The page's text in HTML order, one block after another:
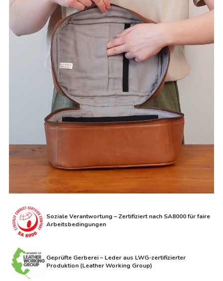
Soziale Verantwortung – Zertifiziert nach SA8000 für faire
Arbeitsbedingungen
Geprüfte Gerberei – Leder aus LWG-zertifizierter
Produktion (Leather Working Group)